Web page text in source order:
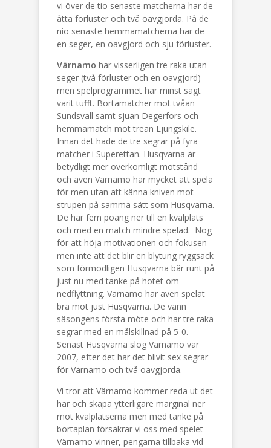
vi över de tio senaste matcherna har de
åtta förluster och två oavgjorda. På de
nio senaste hemmamatcherna har de
en seger, en oavgjord och sju förluster.
Värnamo har visserligen tre raka utan
seger (två förluster och en oavgjord)
men spelprogrammet har minst sagt
varit tufft. Bortamatcher mot tvåan
Sundsvall samt sjuan Degerfors och
hemmamatch mot trean Ljungskile.
Innan det hade de tre segrar på fyra
matcher i Superettan. Husqvarna är
betydligt mer överkomligt motstånd
och även Värnamo har mycket att spela
för men utan att känna kniven mot
strupen på samma sätt som Husqvarna.
De har fem poäng ner till en kvalplats
och med en match mindre spelad. Nog
för att höja motivationen och fokusen
men inte att det blir en blytung ryggsäck
som förmodligen Husqvarna bär runt på
just nu med tanke på hotet om
nedflyttning. Värnamo har även spelat
bra mot just Husqvarna. De vann
säsongens första möte och har tre raka
segrar med en målskillnad på 5-0.
Senast Husqvarna slog Värnamo var
2007, efter det har det blivit sex segrar
för Värnamo och två oavgjorda.
Vi tror att Värnamo kommer reda ut det
här och skapa ytterligare marginal ner
mot kvalplatserna men med tanke på
bortaplan försäkrar vi oss med spelet
Värnamo vinner, pengarna tillbaka vid